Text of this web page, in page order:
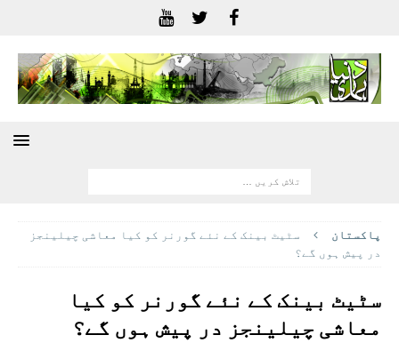
پاکستان
سٹیٹ بینک کے نئے گورنر کو کیا معاشی چیلینجز
در پیش ہوں گے؟
سٹیٹ بینک کے نئے گورنر کو کیا
معاشی چیلینجز در پیش ہوں گے؟